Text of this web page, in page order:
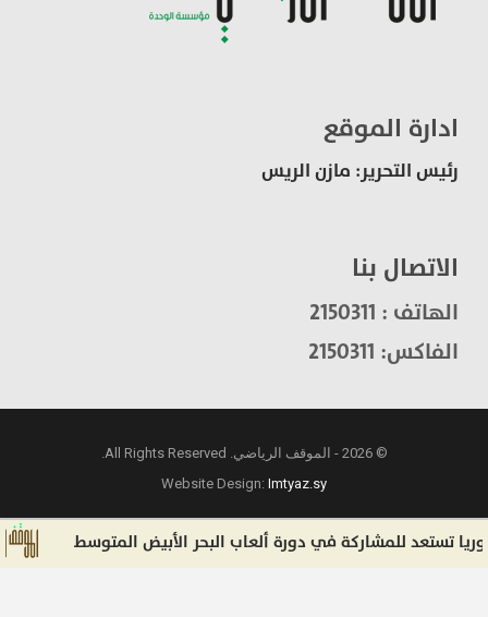
ادارة الموقع
رئيس التحرير: مازن الريس
الاتصال بنا
الهاتف : 2150311
الفاكس: 2150311
© 2026 - الموقف الرياضي. All Rights Reserved.
Website Design:Imtyaz.sy
للمشاركة في دورة ألعاب البحر الأبيض المتوسط